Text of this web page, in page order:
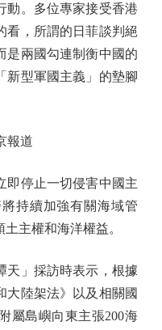
動。多位專家接受香港
看，所謂的日菲談判絕
是兩國勾連制衡中國的
新型軍國主義」的墊腳
報道
停止一切侵害中國主
持續加強有關海域管
主權和海洋權益。
」採訪時表示，根據
大陸架法》以及相關國
屬島嶼向東主張200海